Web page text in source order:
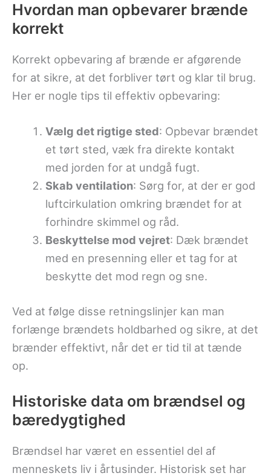
Hvordan man opbevarer brænde
korrekt
Korrekt opbevaring af brænde er afgørende
for at sikre, at det forbliver tørt og klar til brug.
Her er nogle tips til effektiv opbevaring:
Vælg det rigtige sted: Opbevar brændet
et tørt sted, væk fra direkte kontakt
med jorden for at undgå fugt.
Skab ventilation: Sørg for, at der er god
luftcirkulation omkring brændet for at
forhindre skimmel og råd.
Beskyttelse mod vejret: Dæk brændet
med en presenning eller et tag for at
beskytte det mod regn og sne.
Ved at følge disse retningslinjer kan man
forlænge brændets holdbarhed og sikre, at det
brænder effektivt, når det er tid til at tænde
op.
Historiske data om brændsel og
bæredygtighed
Brændsel har været en essentiel del af
menneskets liv i årtusinder. Historisk set har